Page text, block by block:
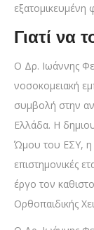
εξατομικευμένη
Γιατί να
Ο Δρ. Ιωάννης
νοσοκομειακή
συμβολή στην
Ελλάδα. Η
Ώμου του ΕΣΥ, η
επιστημονικές
έργο τον
Ορθοπαιδικής